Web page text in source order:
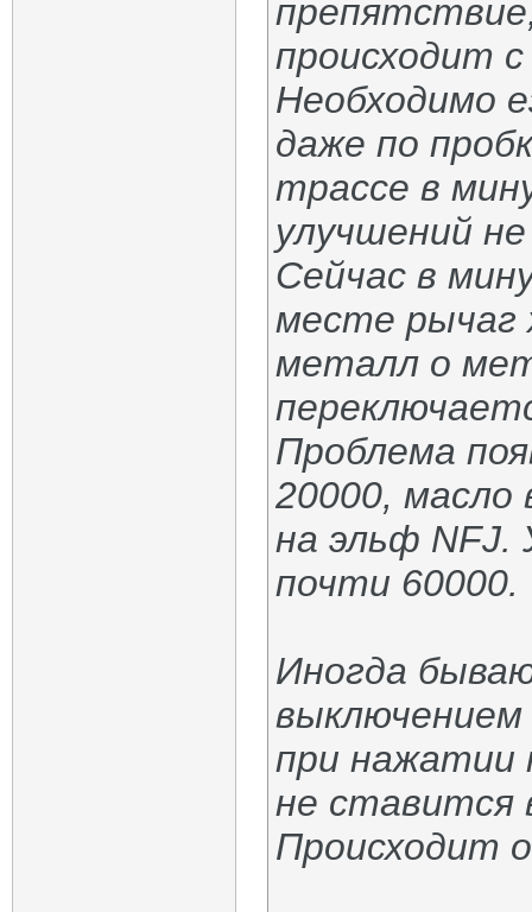
происходит
Необходимо
даже по
трассе в
улучшений
Сейчас в
месте рычаг
металл о
Проблема
20000, масло
на эльф NFJ.
почти 60000.
Иногда
при нажатии
не ставится
Происходит